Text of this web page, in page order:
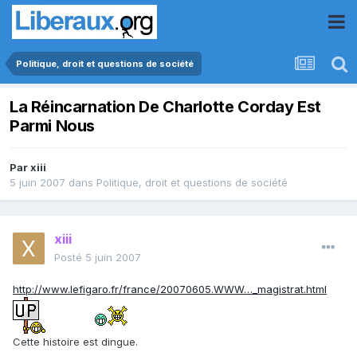
Politique, droit et questions de société
La Réincarnation De Charlotte Corday Est
Parmi Nous
Parxiii
5 juin 2007 dans Politique, droit et questions de société
xiii
Posté 5 juin 2007
http://www.lefigaro.fr/france/20070605.WWW…_magistrat.html
Cette histoire est dingue.